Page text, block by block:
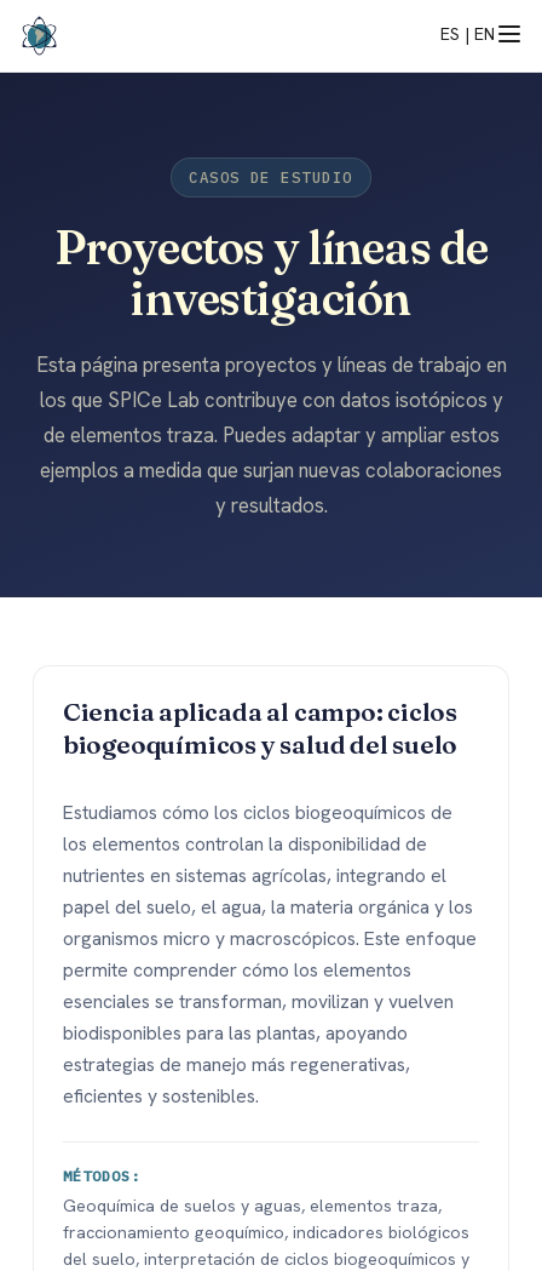
ES | EN
CASOS DE ESTUDIO
Proyectos y líneas de
investigación
Esta página presenta proyectos y líneas de trabajo en
los que SPICe Lab contribuye con datos isotópicos y
de elementos traza. Puedes adaptar y ampliar estos
ejemplos a medida que surjan nuevas colaboraciones
y resultados.
Ciencia aplicada al campo: ciclos
biogeoquímicos y salud del suelo
Estudiamos cómo los ciclos biogeoquímicos de
los elementos controlan la disponibilidad de
nutrientes en sistemas agrícolas, integrando el
papel del suelo, el agua, la materia orgánica y los
organismos micro y macroscópicos. Este enfoque
permite comprender cómo los elementos
esenciales se transforman, movilizan y vuelven
biodisponibles para las plantas, apoyando
estrategias de manejo más regenerativas,
eficientes y sostenibles.
MÉTODOS:
Geoquímica de suelos y aguas, elementos traza,
fraccionamiento geoquímico, indicadores biológicos
del suelo, interpretación de ciclos biogeoquímicos y